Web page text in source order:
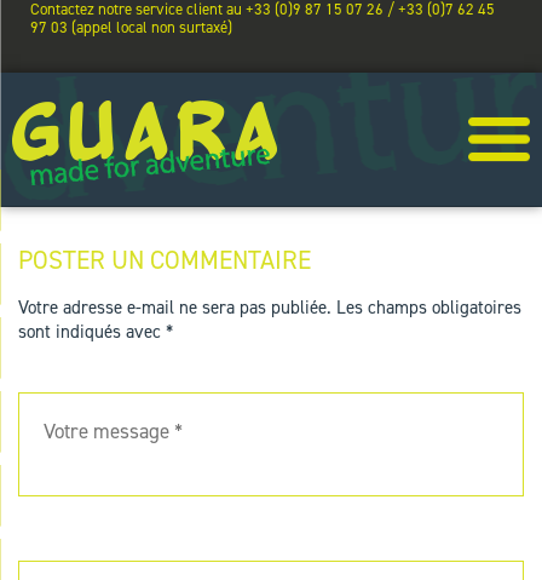
Contactez notre service client au +33 (0)9 87 15 07 26 / +33 (0)7 62 45
97 03 (appel local non surtaxé)
POSTER UN COMMENTAIRE
Votre adresse e-mail ne sera pas publiée. Les champs obligatoires
sont indiqués avec *